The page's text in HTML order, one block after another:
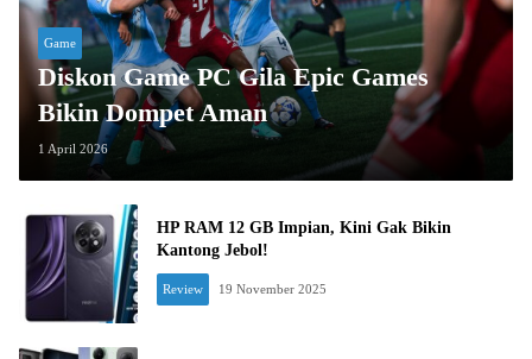
Game
Diskon Game PC Gila Epic Games
Bikin Dompet Aman
1 April 2026
HP RAM 12 GB Impian, Kini Gak Bikin
Kantong Jebol!
Review 19 November 2025